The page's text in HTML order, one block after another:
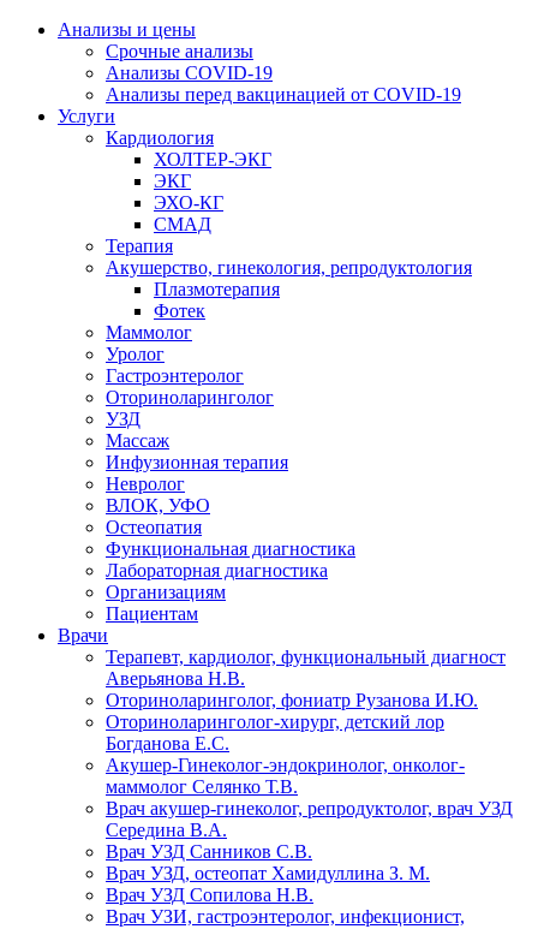
Анализы и цены
Срочные анализы
Анализы COVID-19
Анализы перед вакцинацией от COVID-19
Услуги
Кардиология
ХОЛТЕР-ЭКГ
ЭКГ
ЭХО-КГ
СМАД
Терапия
Акушерство, гинекология, репродуктология
Плазмотерапия
Фотек
Маммолог
Уролог
Гастроэнтеролог
Оториноларинголог
УЗД
Массаж
Инфузионная терапия
Невролог
ВЛОК, УФО
Остеопатия
Функциональная диагностика
Лабораторная диагностика
Организациям
Пациентам
Врачи
Терапевт, кардиолог, функциональный диагност
Аверьянова Н.В.
Оториноларинголог, фониатр Рузанова И.Ю.
Оториноларинголог-хирург, детский лор
Богданова Е.С.
Акушер-Гинеколог-эндокринолог, онколог-
маммолог Селянко Т.В.
Врач акушер-гинеколог, репродуктолог, врач УЗД
Середина В.А.
Врач УЗД Санников С.В.
Врач УЗД, остеопат Хамидуллина З. М.
Врач УЗД Сопилова Н.В.
Врач УЗИ, гастроэнтеролог, инфекционист,